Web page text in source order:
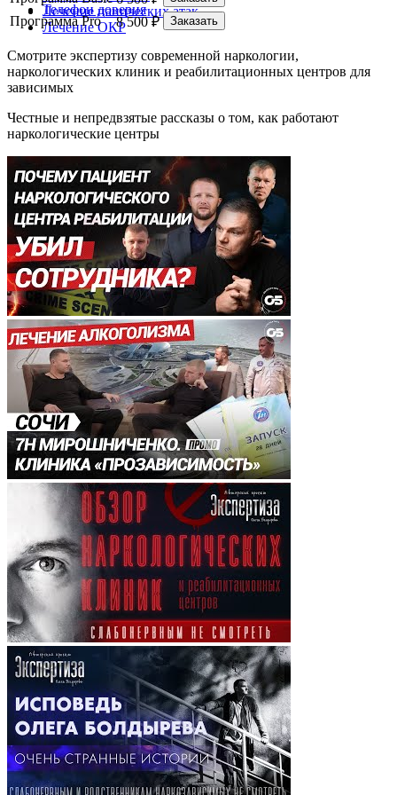
Лечение панических атак
Лечение ОКР
Телефон доверия
Программа Pro 8 500 ₽ Заказать
Смотрите экспертизу современной наркологии,
наркологических клиник и реабилитационных центров для
зависимых
Честные и непредвзятые рассказы о том, как работают
наркологические центры